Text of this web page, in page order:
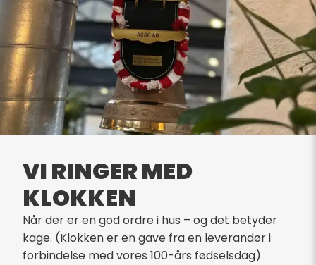
VI RINGER MED
KLOKKEN
Når der er en god ordre i hus – og det betyder
kage. (Klokken er en gave fra en leverandør i
forbindelse med vores 100-års fødselsdag)